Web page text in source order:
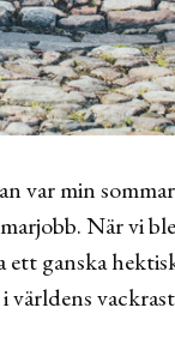
var min
När vi
ganska
världens